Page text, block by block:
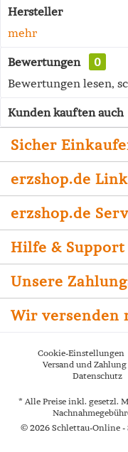
Hersteller
mehr
Bewertungen
0
Bewertungen lesen,
Kunden kauften auch
Sicher
erzshop.de
erzshop.de
Hilfe & Support
Unsere
Wir versenden
Cookie-Einstellungen
Versand und Zahlung
Datenschutz
* Alle Preise inkl. gesetzl.
© 2026 Schlettau-Online -